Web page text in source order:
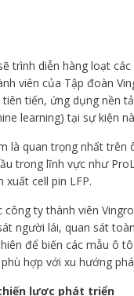
trình diễn hàng loạt
viên của Tập đoàn
tiến, ứng dụng nền
learning) tại sự kiện
là quan trọng nhất trên
trong lĩnh vực như
xuất cell pin LFP.
ty thành viên
người lái, quan sát
để biến các mẫu ô
hợp với xu hướng
lược phát triển